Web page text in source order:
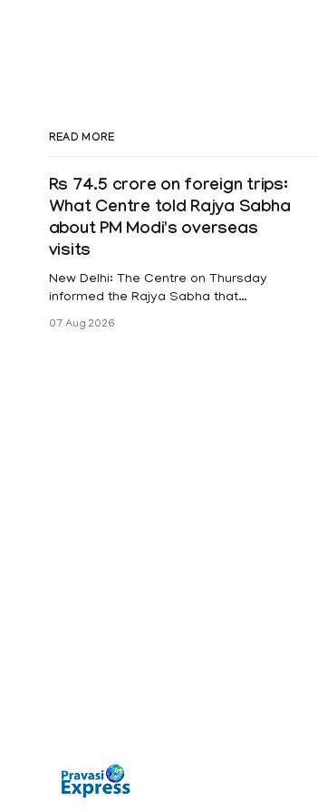
READ MORE
Rs 74.5 crore on foreign trips:
What Centre told Rajya Sabha
about PM Modi's overseas
visits
New Delhi: The Centre on Thursday
informed the Rajya Sabha that
Modi's foreign visits has crossed ₹74.5
07 Aug 2026